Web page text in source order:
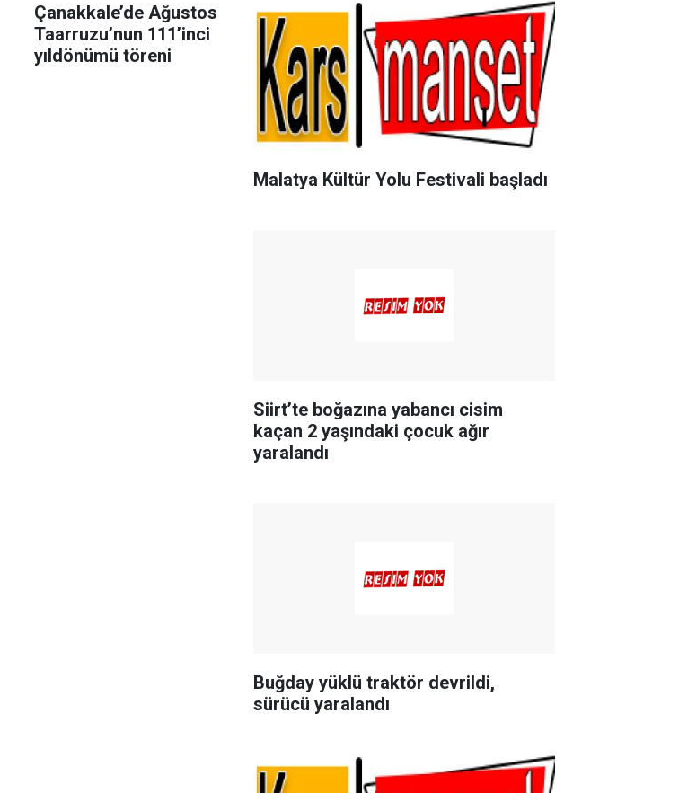
Çanakkale’de Ağustos
Taarruzu’nun 111’inci
yıldönümü töreni
Malatya Kültür Yolu Festivali başladı
Siirt’te boğazına yabancı cisim
kaçan 2 yaşındaki çocuk ağır
yaralandı
Buğday yüklü traktör devrildi,
sürücü yaralandı